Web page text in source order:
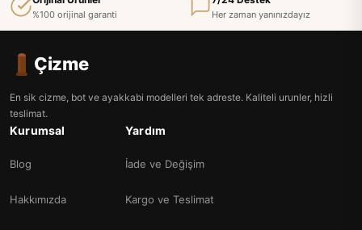
%100 orijinal garanti Her zaman yanınızdayız
Çizme
En sik cizme, bot ve ayakkabi modelleri tek adreste. Kaliteli urunler, hizli
teslimat.
Kurumsal
Blog
Hakkımızda
Yardım
İade ve Değişim
Kargo ve Teslimat